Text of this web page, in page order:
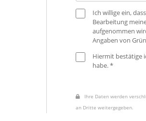
Ich willige ein,
Bearbeitung
aufgenommen
Angaben von
Hiermit bestätige
habe. *
Ihre Daten werden
an Dritte weitergegeben.